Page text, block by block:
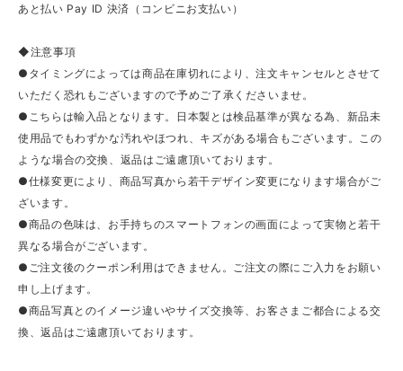
あと払い Pay ID 決済（コンビニお支払い）
◆注意事項
●タイミングによっては商品在庫切れにより、注文キャンセルとさせて
いただく恐れもございますので予めご了承くださいませ。
●こちらは輸入品となります。日本製とは検品基準が異なる為、新品未
使用品でもわずかな汚れやほつれ、キズがある場合もございます。この
ような場合の交換、返品はご遠慮頂いております。
●仕様変更により、商品写真から若干デザイン変更になります場合がご
ざいます。
●商品の色味は、お手持ちのスマートフォンの画面によって実物と若干
異なる場合がございます。
●ご注文後のクーポン利用はできません。ご注文の際にご入力をお願い
申し上げます。
●商品写真とのイメージ違いやサイズ交換等、お客さまご都合による交
換、返品はご遠慮頂いております。